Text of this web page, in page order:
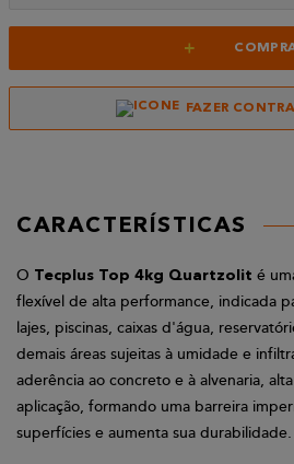
+
FAZER
CARACTERÍSTICAS
O Tecplus Top 4kg Quartzolit é
flexível de alta performance, indicada
lajes, piscinas, caixas d'água,
demais áreas sujeitas à umidade e
aderência ao concreto e à alvenaria,
aplicação, formando uma barreira
superfícies e aumenta sua durabilidade.